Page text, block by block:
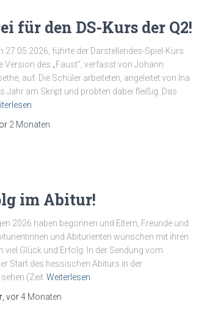
für den DS-Kurs der Q2!
27.05.2026, führte der Darstellendes-Spiel-Kurs
Version des „Faust“, verfasst von Johann
auf. Die Schüler arbeiteten, angeleitet von Ina
Jahr am Skript und probten dabei fleißig. Das
2 Monaten
im Abitur!
2026 haben begonnen und Eltern, Freunde und
und Abiturienten wünschen mit ihren
viel Glück und Erfolg: In der Sendung vom
Start des hessischen Abiturs in der
(Zeit Weiterlesen
, vor4 Monaten